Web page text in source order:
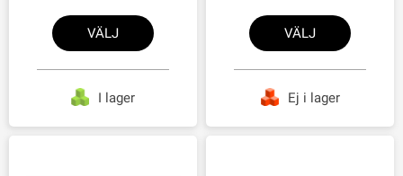
VÄLJ
I lager
VÄLJ
Ej i lager